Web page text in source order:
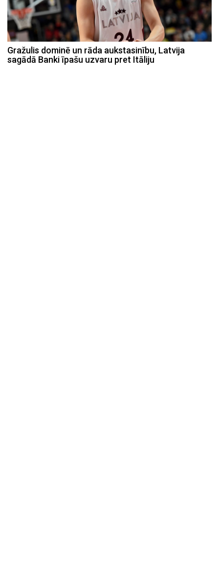
Gražulis dominē un rāda aukstasinību, Latvija
sagādā Banki īpašu uzvaru pret Itāliju